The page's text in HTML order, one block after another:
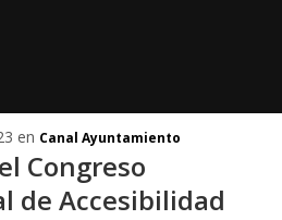
en Canal Ayuntamiento
Congreso
de Accesibilidad